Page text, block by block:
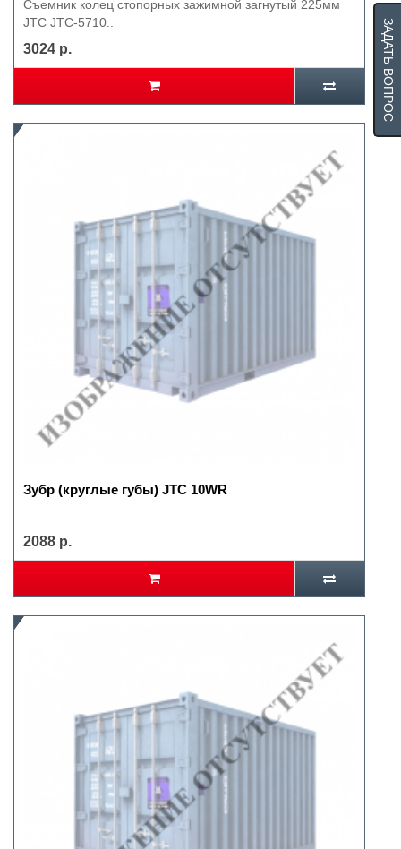
Съемник колец стопорных зажимной загнутый 225мм
JTC JTC-5710..
3024 р.
Зубр (круглые губы) JTC 10WR
2088 р.
ЗАДАТЬ ВОПРОС